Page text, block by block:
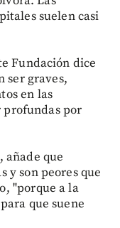
suelen casi
Fundación dice
ser graves,
en las
profundas por
añade que
y son peores que
"porque a la
que suene